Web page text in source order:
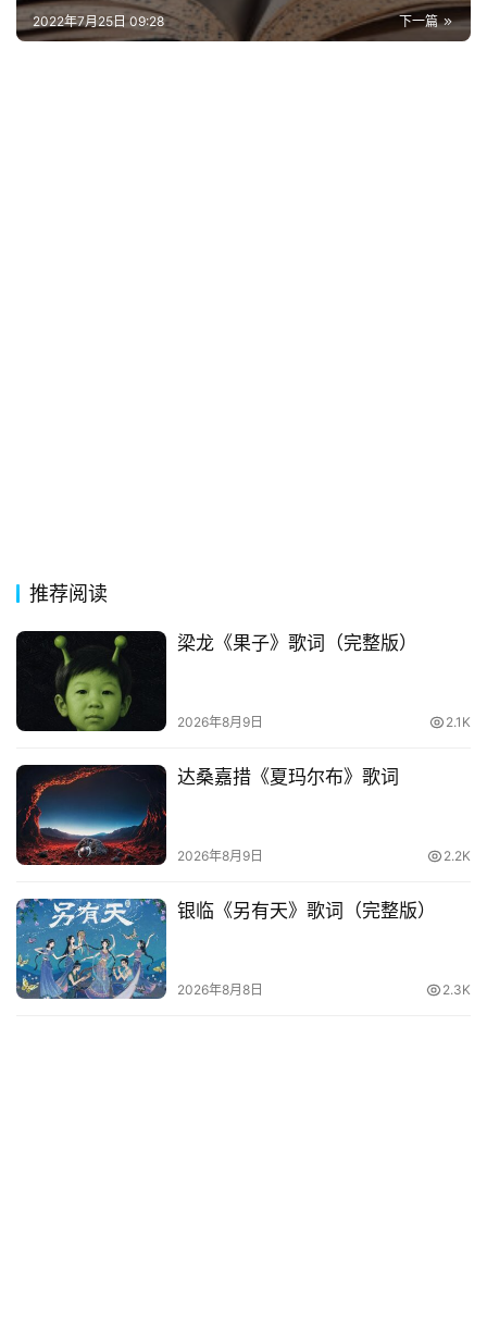
古
其
他
下一篇
2022年7月25日 09:28
推荐阅读
梁龙《果子》歌词（完整版）
2026年8月9日 2.1K
达桑嘉措《夏玛尔布》歌词
2026年8月9日 2.2K
银临《另有天》歌词（完整版）
2026年8月8日 2.3K